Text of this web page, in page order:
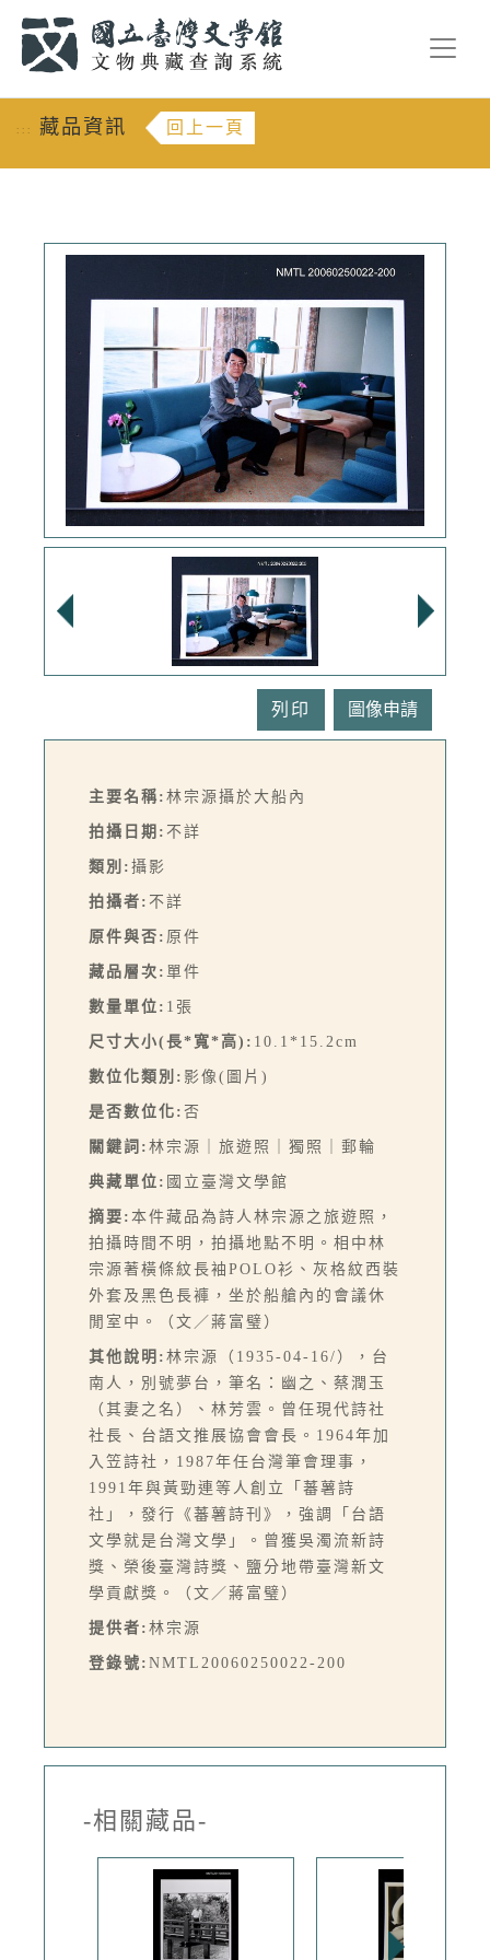
::: 藏品資訊 回上一頁
列印
主要名稱: 林宗源攝於大船內
拍攝日期: 不詳
類別: 攝影
拍攝者: 不詳
原件與否: 原件
藏品層次: 單件
數量單位: 1張
尺寸大小(長*寬*高): 10.1*15.2cm
數位化類別: 影像(圖片)
是否數位化: 否
關鍵詞: 林宗源｜旅遊照｜獨照｜郵輪
典藏單位: 國立臺灣文學館
摘要: 本件藏品為詩人林宗源之旅遊照，
拍攝時間不明，拍攝地點不明。相中林
宗源著橫條紋長袖POLO衫、灰格紋西裝
外套及黑色長褲，坐於船艙內的會議休
閒室中。（文／蔣富璧）
其他說明: 林宗源（1935-04-16/），台
南人，別號夢台，筆名：幽之、蔡潤玉
（其妻之名）、林芳雲。曾任現代詩社
社長、台語文推展協會會長。1964年加
入笠詩社，1987年任台灣筆會理事，
1991年與黃勁連等人創立「蕃薯詩
社」，發行《蕃薯詩刊》，強調「台語
文學就是台灣文學」。曾獲吳濁流新詩
獎、榮後臺灣詩獎、鹽分地帶臺灣新文
學貢獻獎。（文／蔣富璧）
提供者: 林宗源
登錄號: NMTL20060250022-200
-相關藏品-